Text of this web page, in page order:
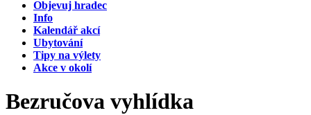
Objevuj hradec
Info
Kalendář akcí
Ubytování
Tipy na výlety
Akce v okolí
Bezručova vyhlídka